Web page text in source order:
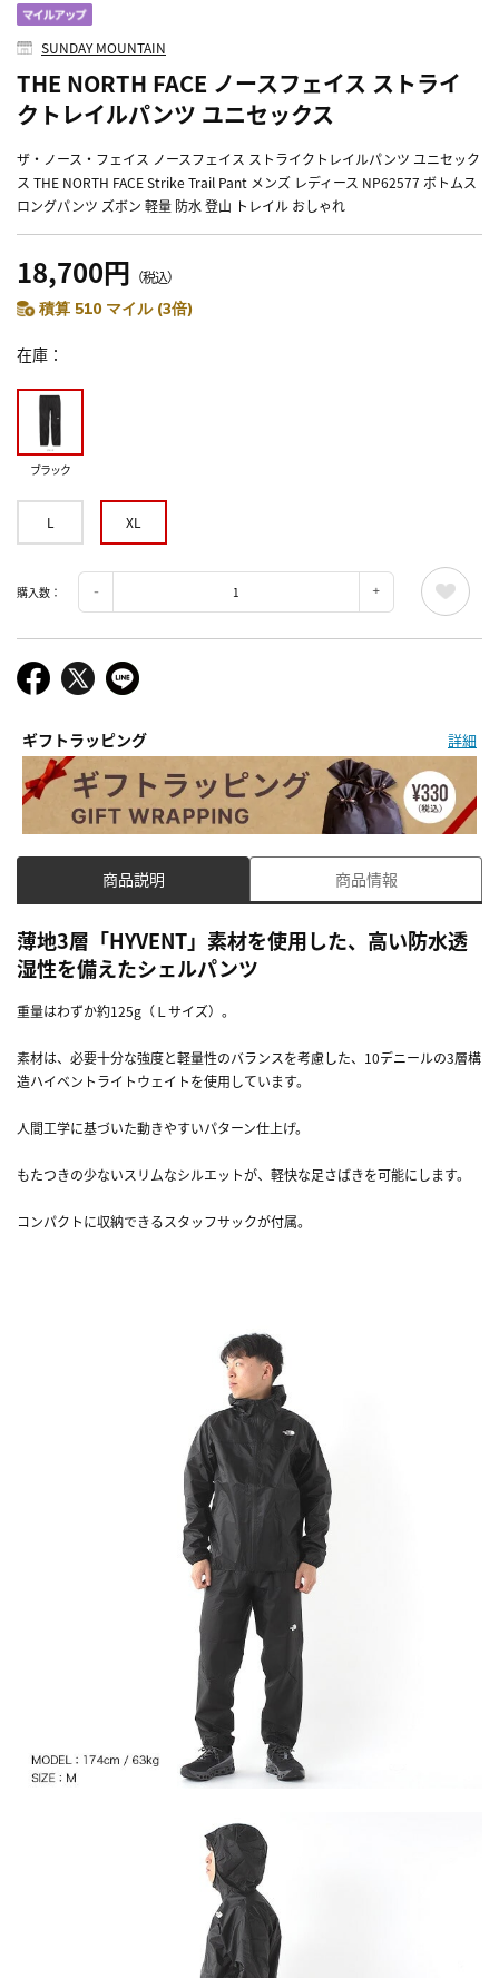
SUNDAY MOUNTAIN
THE NORTH FACE ノースフェイス ストライ
クトレイルパンツ ユニセックス
ザ・ノース・フェイス ノースフェイス ストライクトレイルパンツ ユニセック
ス THE NORTH FACE Strike Trail Pant メンズ レディース NP62577 ボトムス
ロングパンツ ズボン 軽量 防水 登山 トレイル おしゃれ
18,700円 （税込）
積算 510 マイル (3倍)
在庫
ブラック
L XL
購入数：
ギフトラッピング 詳細
商品説明 商品情報
薄地3層「HYVENT」素材を使用した、高い防水透
湿性を備えたシェルパンツ
重量はわずか約125g（Ｌサイズ）。
素材は、必要十分な強度と軽量性のバランスを考慮した、10デニールの3層構
造ハイベントライトウェイトを使用しています。
人間工学に基づいた動きやすいパターン仕上げ。
もたつきの少ないスリムなシルエットが、軽快な足さばきを可能にします。
コンパクトに収納できるスタッフサックが付属。